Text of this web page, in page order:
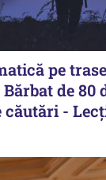
pe
de 80
căutări -